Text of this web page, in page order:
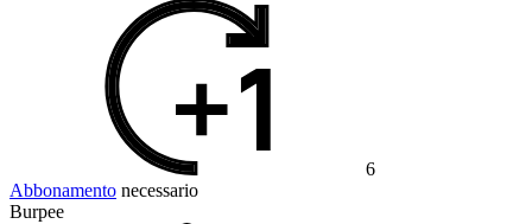
6
Abbonamento necessario
Burpee